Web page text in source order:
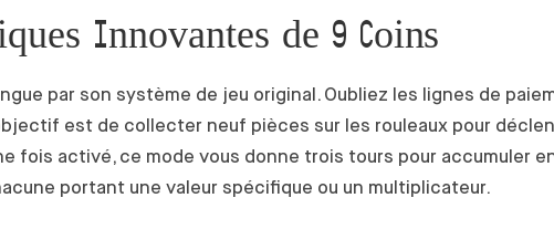
Innovantes de 9 Coins
par son système de jeu original. Oubliez les lignes de
est de collecter neuf pièces sur les rouleaux pour
fois activé, ce mode vous donne trois tours pour accumuler
portant une valeur spécifique ou un multiplicateur.